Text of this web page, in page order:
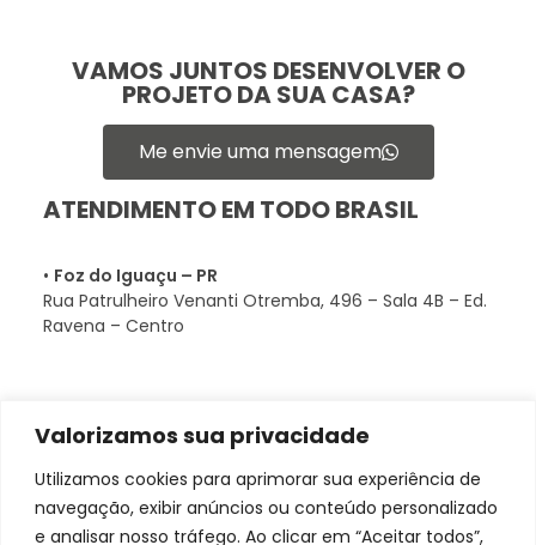
Valorizamos sua privacidade
Utilizamos cookies para aprimorar sua experiência de
navegação, exibir anúncios ou conteúdo personalizado
e analisar nosso tráfego. Ao clicar em “Aceitar todos”,
VAMOS JUNTOS DESENVOLVER O
PROJETO DA SUA CASA?
Me envie uma mensagem
ATENDIMENTO EM TODO BRASIL
• Foz do Iguaçu – PR
Rua Patrulheiro Venanti Otremba, 496 – Sala 4B – Ed.
Ravena – Centro